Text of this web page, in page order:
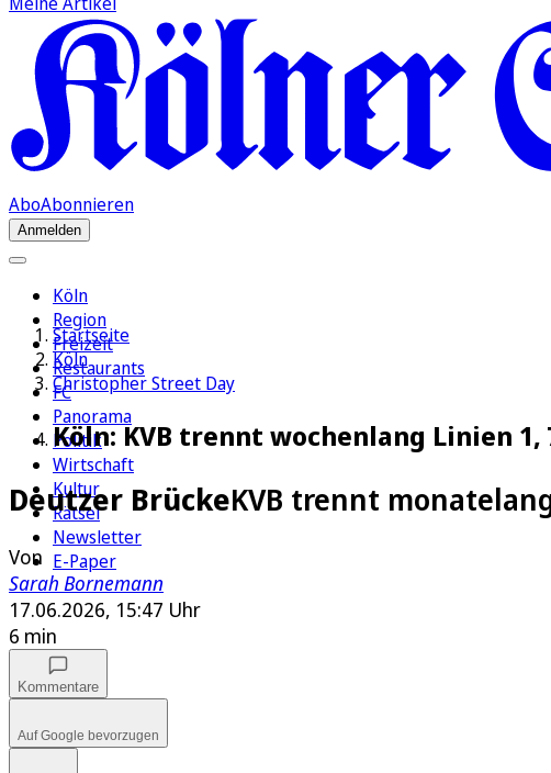
AboAbonnieren
Anmelden
Köln
Region
Freizeit
Restaurants
FC
Panorama
Politik
Wirtschaft
Kultur
Rätsel
Newsletter
E-Paper
Startseite
Köln
Christopher Street Day
Köln: KVB trennt wochenlang Linien
Deutzer BrückeKVB trennt
Von
Sarah Bornemann
17.06.2026, 15:47 Uhr
6 min
Kommentare
Auf Google bevorzugen